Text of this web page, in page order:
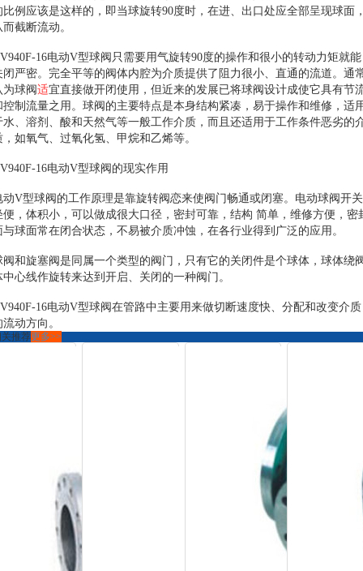
比例应该是这样的，即当球旋转90度时，在进、出口处应全部呈现球面
而截断流动。
16电动V型球阀只需要用气旋转90度的操作和很小的转动力矩就能
闭严密。完全平等的阀体内腔为介质提供了阻力很小、直通的流道。通
为球阀适宜直接做开闭使用，但近来的发展已将球阀设计成使它具有节
控制流量之用。球阀的主要特点是本身结构紧凑，易于操作和维修，适
水、溶剂、酸和天然气等一般工作介质，而且还适用于工作条件恶劣的
，如氧气、过氧化氢、甲烷和乙烯等。
16电动V型球阀的现实作用
动V型球阀的工作原理是靠旋转阀恋来使阀门畅通或闭塞。电动球阀开关
便，体积小，可以做成很大口径，密封可靠，结构 简单，维修方便，密
与球面常在闭合状态，不易被介质冲蚀，在各行业得到广泛的应用。
阀和旋塞阀是同属一个类型的阀门，只有它的关闭件是个球体，球体绕
中心线作旋转来达到开启、关闭的一种阀门。
16电动V型球阀在管路中主要用来做切断速度快、分配和改变介质
动方向。
推荐更多>>